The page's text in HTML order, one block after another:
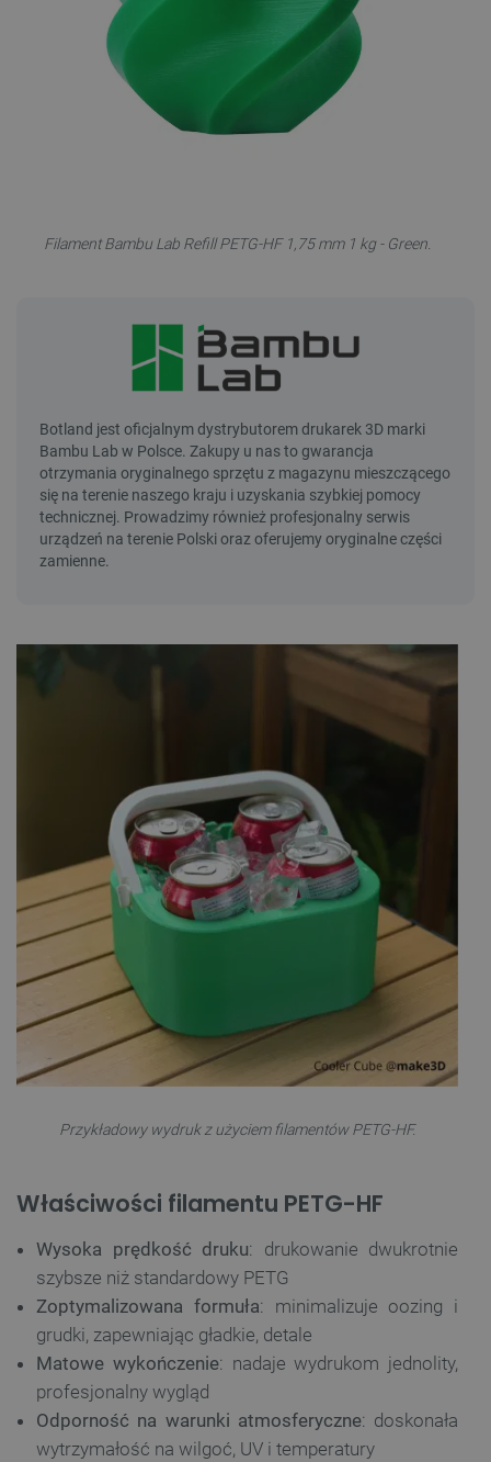
Filament Bambu Lab Refill PETG-HF 1,75 mm 1 kg - Green.
Przykładowy wydruk z użyciem filamentów PETG-HF.
Właściwości filamentu PETG-HF
Wysoka prędkość druku: drukowanie dwukrotnie
szybsze niż standardowy PETG
Zoptymalizowana formuła: minimalizuje oozing i
grudki, zapewniając gładkie, detale
Matowe wykończenie: nadaje wydrukom jednolity,
profesjonalny wygląd
Odporność na warunki atmosferyczne: doskonała
wytrzymałość na wilgoć, UV i temperatury